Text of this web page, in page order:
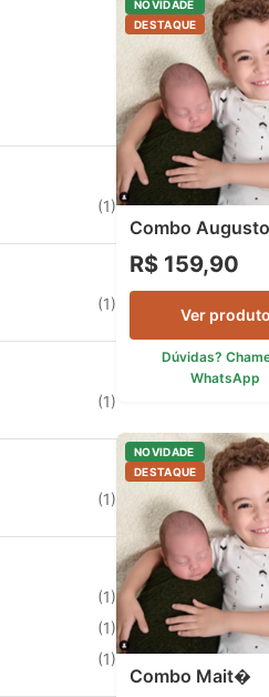
(1)
(1)
(1)
(1)
(1)
(1)
(1)
NOVIDADE
DESTAQUE
Combo Augusto
R$ 159,90
Ver produto
Dúvidas?
WhatsApp
NOVIDADE
DESTAQUE
Combo Mait�